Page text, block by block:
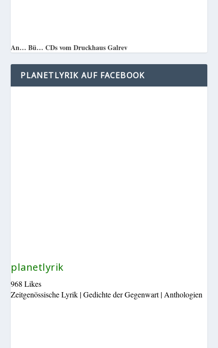
An… Bü… CDs vom Druckhaus Galrev
PLANETLYRIK AUF FACEBOOK
planetlyrik
968 Likes
Zeitgenössische Lyrik | Gedichte der Gegenwart | Anthologien